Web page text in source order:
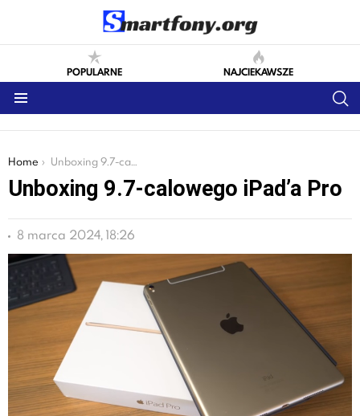
POPULARNE NAJCIEKAWSZE
You are here:
Home Unboxing 9.7-calowego iPad’a Pro
Unboxing 9.7-calowego iPad’a Pro
8 marca 2024, 18:26